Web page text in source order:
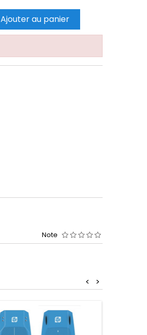
Ajouter au panier
Note
>
<